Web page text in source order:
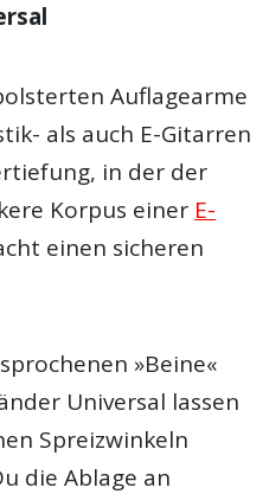
Auflagearme
als auch E-Gitarren
in der der
Korpus einer E-
einen sicheren
»Beine«
Universal lassen
Spreizwinkeln
die Ablage an